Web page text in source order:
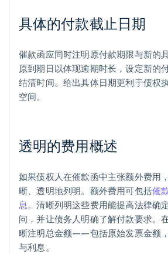
具体的付款截止日期
催款函应同时注明原付款期限与新的
原到期日以体现逾期时长，设定新的
结清时间。给出具体日期更利于债权
空间。
透明的费用概述
如果债权人在催款函中主张额外费用
晰、透明地列明。额外费用可包括催
息。清晰列明这些费用能提高法律确
问，并让债务人明确了解付款要求。
晰注明总金额——包括原始发票金额
与利息。